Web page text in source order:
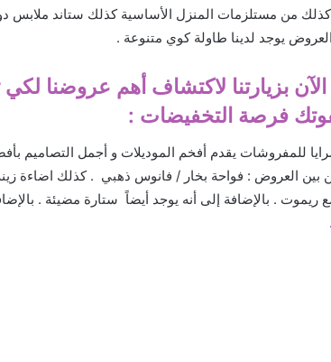
من مستلزمات المنزل الأساسية كذلك ستاند
يوجد لدينا طاولة كوي متنوعة .
بزيارتنا لاكتشاف أهم عروضنا
فرصة التخفيضات :
للمفروشات يقدم أفخم الموديلات و أجمل التصاميم
بين العروض : فواحة بخار / فانوس ذهبي . كذلك اضاءة
ريموت . بالإضافة إلى أنه يوجد أيضاً ستارة مضيئة .
.